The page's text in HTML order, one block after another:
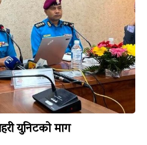
युनिटको माग